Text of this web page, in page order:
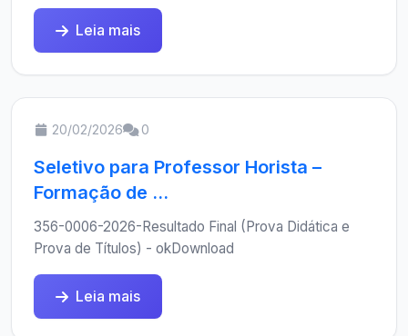
Leia mais
20/02/2026 0
Seletivo para Professor Horista –
Formação de ...
356-0006-2026-Resultado Final (Prova Didática e
Prova de Títulos) - okDownload
Leia mais